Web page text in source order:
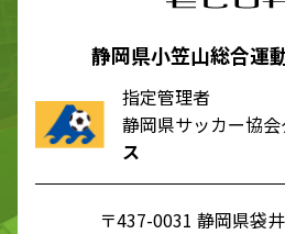
静岡県小笠山総合運
指定管理者
静岡県サッカー協
ス
〒437-0031 静岡県袋